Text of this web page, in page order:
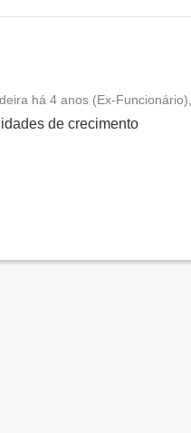
com a vida familiar
há 4 anos (Ex-
de crecimento